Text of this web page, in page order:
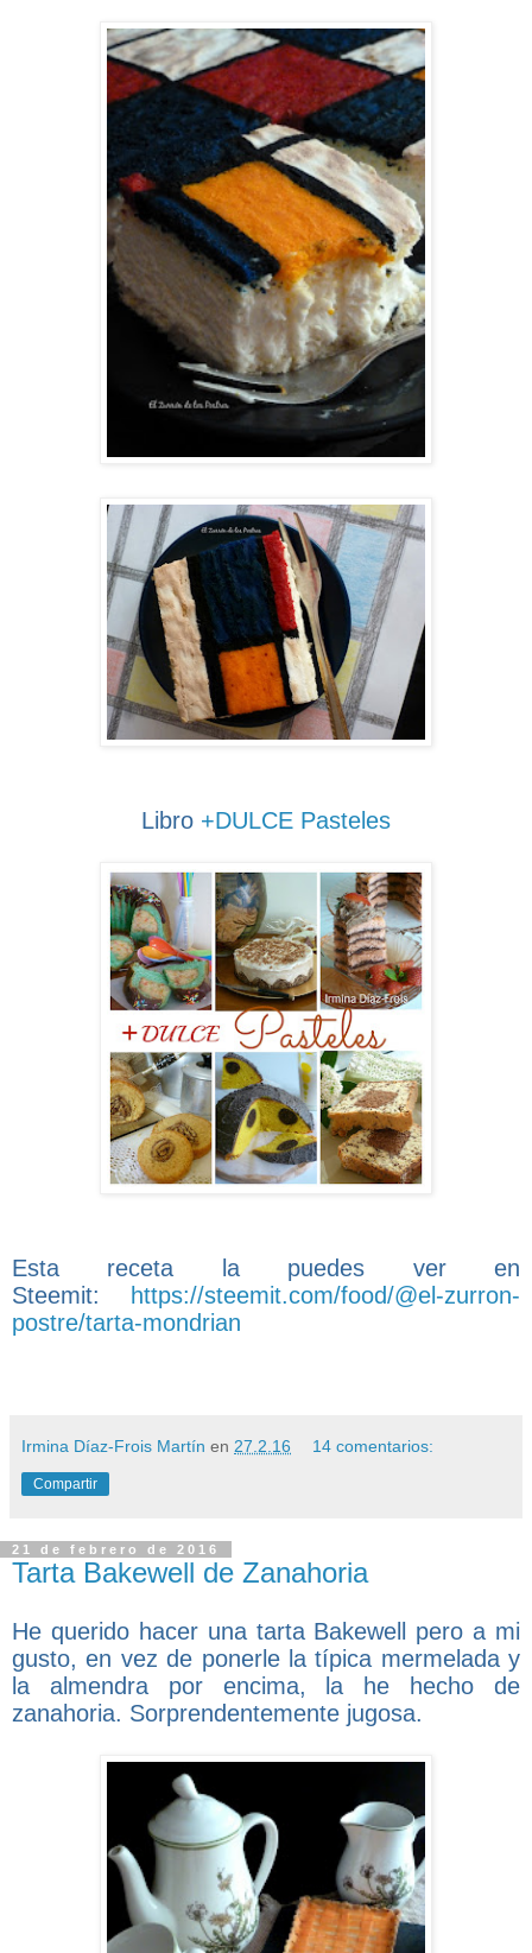
Libro +DULCE Pasteles
Esta receta la puedes ver en
Steemit:
https://steemit.com/food/@el-zurron-
postre/tarta-mondrian
Irmina Díaz-Frois Martín en 27.2.16 14 comentarios:
Compartir
21 de febrero de 2016
Tarta Bakewell de Zanahoria
He querido hacer una tarta Bakewell pero a mi
gusto, en vez de ponerle la típica mermelada y
la almendra por encima, la he hecho de
zanahoria. Sorprendentemente jugosa.